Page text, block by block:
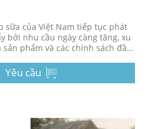
sữa của Việt Nam tiếp tục phát
bởi nhu cầu ngày càng tăng, xu
sản phẩm và các chính sách đầu
Yêu cầu